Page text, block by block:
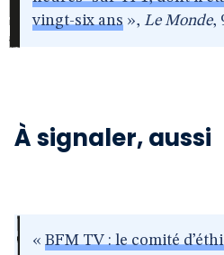
vingt-six ans », Le Monde,
À signaler, aussi
« BFM TV : le comité